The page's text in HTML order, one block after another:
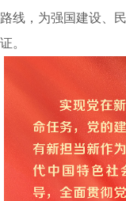
路线，为强国建设、
证。